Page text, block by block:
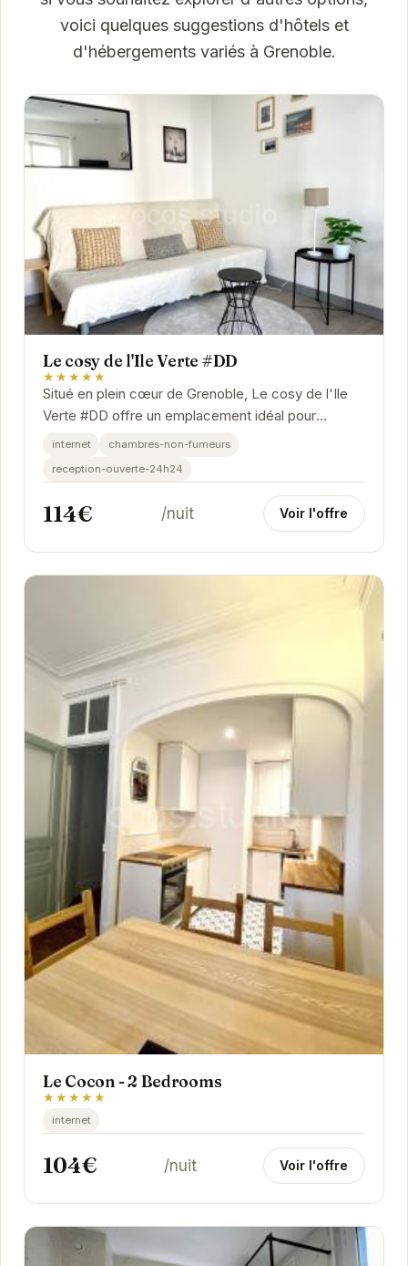
voici quelques suggestions d'hôtels et
d'hébergements variés à Grenoble.
Le cosy de l'Ile Verte #DD
★★★★★
Situé en plein cœur de Grenoble, Le cosy de l'Ile
Verte #DD offre un emplacement idéal pour
explorer la ville. Apprécié pour son atmosphère...
internet
chambres-non-fumeurs
reception-ouverte-24h24
114€ /nuit Voir l'offre
Le Cocon - 2 Bedrooms
★★★★★
internet
104€ /nuit Voir l'offre